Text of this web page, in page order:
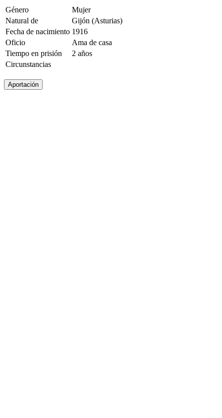
Género
Mujer
Natural de
Gijón (Asturias)
Fecha de nacimiento 1916
Oficio
Ama de casa
Tiempo en prisión
2 años
Circunstancias